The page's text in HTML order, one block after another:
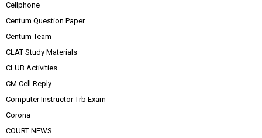
Cellphone
Centum Question Paper
Centum Team
CLAT Study Materials
CLUB Activities
CM Cell Reply
Computer Instructor Trb Exam
Corona
COURT NEWS